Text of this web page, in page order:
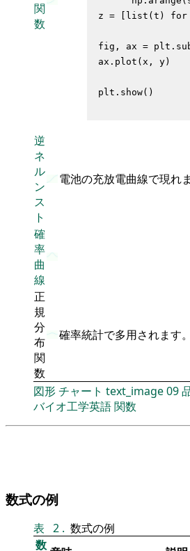
関
数
z = [list(t) for
fig, ax =
ax.plot(x, y)
逆
ネ
ル
ン
ス
ト
電池の充放電曲線で現れま
確
率
曲
線
正
規
分
布
関
数
確率統計で多用されます。
図形チャート text_image09
バイオ工学英語関数
数式の例
表 2 . 数式の例
数